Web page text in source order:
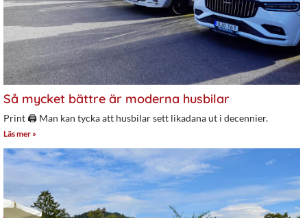
Så mycket bättre är moderna husbilar
Print 🖨 Man kan tycka att husbilar sett likadana ut i decennier.
Läs mer »